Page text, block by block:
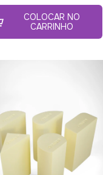
COLOCAR NO
CARRINHO